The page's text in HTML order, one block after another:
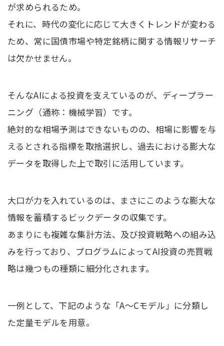
が求められるため。
それに、時代の変化に応じて大きくトレンドが変わる
ため、常に国債市場や特定銘柄に関する情報リサーチ
は欠かせません。
そんなAIによる投資を支えているのが、ディープラー
ニング（通称：機械学習）です。
絶対的な相場予測はできないものの、相場に影響を与
えるとされる指標を取捨選択し、過去における膨大な
データを取得した上で取引に活用しています。
大口が力を入れているのは、まさにこのような膨大な
情報を蓄積するビックデータの収集です。
あまりにも複雑な集計方法、及び投資戦略への組み込
みを行っており、プログラムによってAI投資の売買戦
略は幾つもの種類に細分化されます。
一例として、下記のような「A〜Cモデル」に分類し
た定量モデルを用意。